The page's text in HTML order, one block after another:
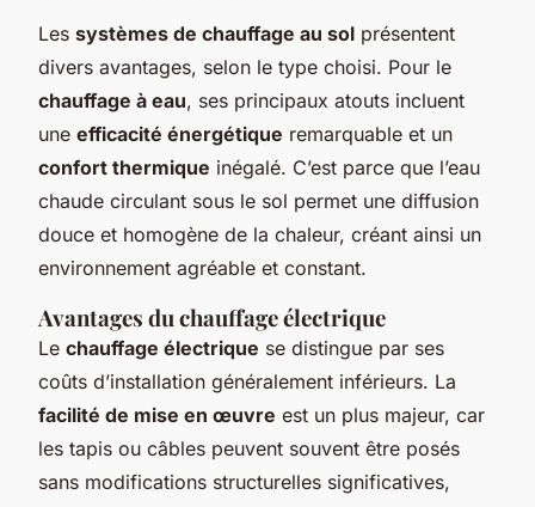
Les systèmes de chauffage au sol présentent
divers avantages, selon le type choisi. Pour le
chauffage à eau, ses principaux atouts incluent
une efficacité énergétique remarquable et un
confort thermique inégalé. C’est parce que l’eau
chaude circulant sous le sol permet une diffusion
douce et homogène de la chaleur, créant ainsi un
environnement agréable et constant.
Avantages du chauffage électrique
Le chauffage électrique se distingue par ses
coûts d’installation généralement inférieurs. La
facilité de mise en œuvre est un plus majeur, car
les tapis ou câbles peuvent souvent être posés
sans modifications structurelles significatives,